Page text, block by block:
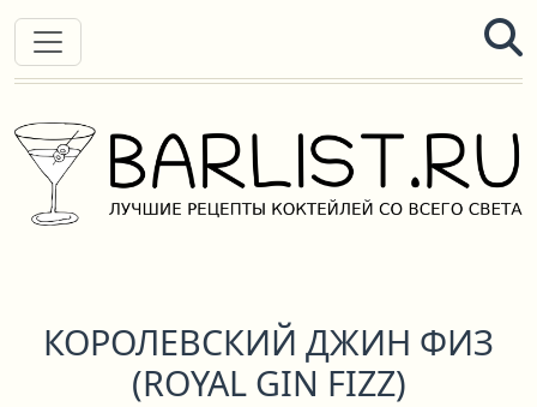
КОРОЛЕВСКИЙ ДЖИН ФИЗ
(ROYAL GIN FIZZ)